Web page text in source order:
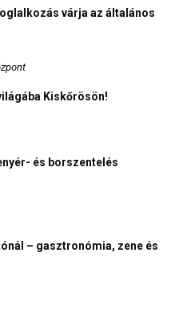
várja az általános
Kiskőrösön!
és borszentelés
– gasztronómia, zene és